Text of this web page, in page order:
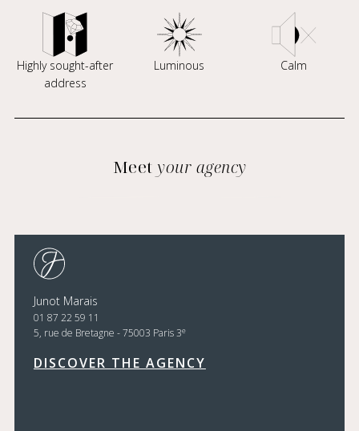
Highly sought-after
address
Luminous Calm
Meet your agency
Junot Marais
01 87 22 59 11
5, rue de Bretagne - 75003 Paris 3e
DISCOVER THE AGENCY